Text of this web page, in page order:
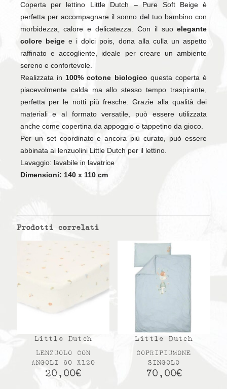
Coperta per lettino Little Dutch – Pure Soft Beige è
perfetta per accompagnare il sonno del tuo bambino con
morbidezza, calore e delicatezza. Con il suoelegante
colore beigee i dolci pois, dona alla culla un aspetto
raffinato e accogliente, ideale per creare un ambiente
sereno e confortevole.
Realizzata in100% cotone biologico questa coperta è
piacevolmente calda ma allo stesso tempo traspirante,
perfetta per le notti più fresche. Grazie alla qualità dei
materiali e al formato versatile, può essere utilizzata
anche come copertina da appoggio o tappetino da gioco.
Per un set coordinato e ancora più curato, può essere
abbinata ai lenzuolini Little Dutch per il lettino.
Lavaggio: lavabile in lavatrice
Dimensioni: 140 x 110 cm
Prodotti correlati
Little Dutch
LENZUOLO CON
ANGOLI 60 X120
20,00€
Little Dutch
COPRIPIUMONE
SINGOLO
70,00€